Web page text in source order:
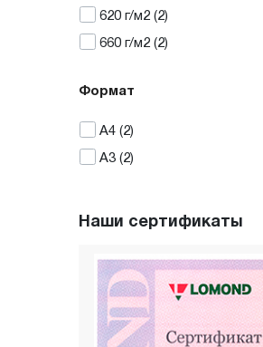
620 г/м2 (2)
660 г/м2 (2)
Формат
А4 (2)
А3 (2)
Наши сертификаты